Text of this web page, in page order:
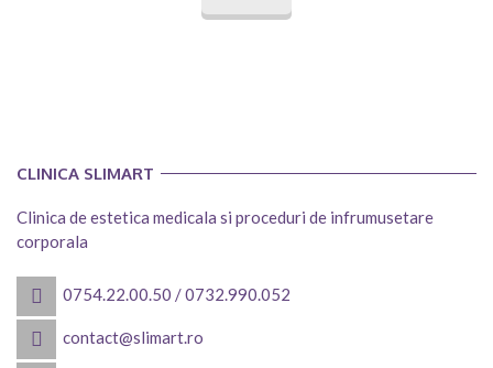
CLINICA SLIMART
Clinica de estetica medicala si proceduri de infrumusetare
corporala
0754.22.00.50 /0732.990.052
contact@slimart.ro